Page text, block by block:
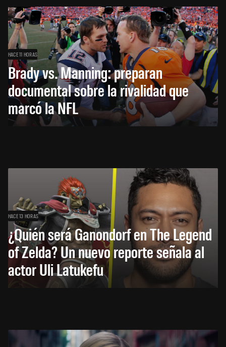
HACE 11 HORAS
Brady vs. Manning: preparan
documental sobre la rivalidad que
marcó la NFL
HACE 13 HORAS
¿Quién será Ganondorf en The Legend
of Zelda? Un nuevo reporte señala al
actor Uli Latukefu